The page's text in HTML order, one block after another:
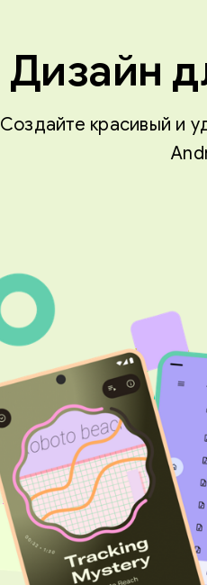
Дизайн
Создайте красивый и